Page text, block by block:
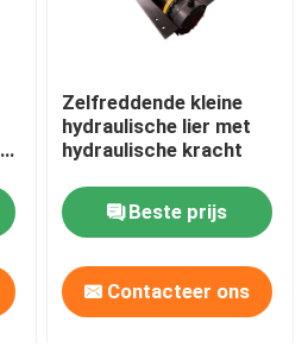
Zelfreddende kleine
hydraulische lier met
hydraulische kracht
Beste prijs
Contacteer ons